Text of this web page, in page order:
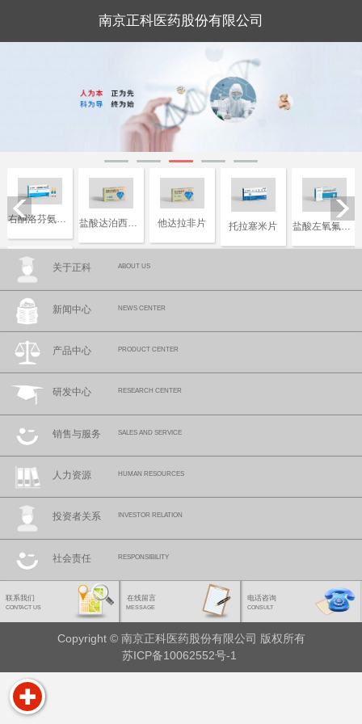
南京正科医药股份有限公司
右酮洛芬氨汀三醇注射液 盐酸达泊西汀片 他达拉非片 托拉塞米片 盐酸左氧氟沙星片
复合磷酸氢钾注射液
关于正科 ABOUT US
新闻中心 NEWS CENTER
产品中心 PRODUCT CENTER
研发中心 RESEARCH CENTER
销售与服务 SALES AND SERVICE
人力资源 HUMAN RESOURCES
投资者关系 INVESTOR RELATION
社会责任 RESPONSIBILITY
联系我们
CONTACT US
在线留言
MESSAGE
电话咨询
CONSULT
Copyright © 南京正科医药股份有限公司 版权所有
苏ICP备10062552号-1